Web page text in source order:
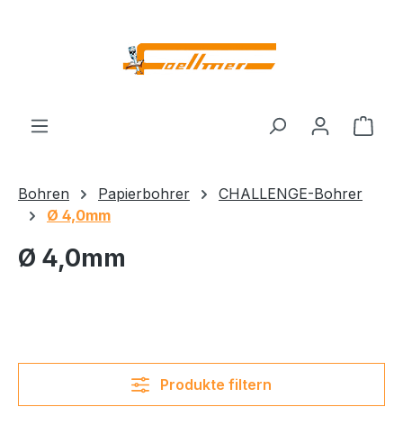
Bohren Papierbohrer
CHALLENGE-Bohrer
Ø 4,0mm
Ø 4,0mm
Produkte filtern